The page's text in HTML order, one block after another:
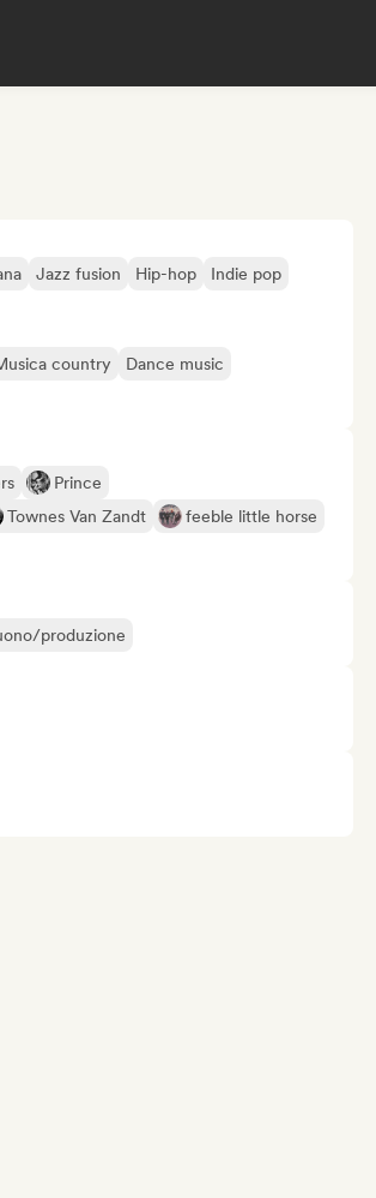
Jazz fusion Hip-hop
Indie pop
country
Dance music
Prince
Townes Van Zandt
feeble little horse
produzione